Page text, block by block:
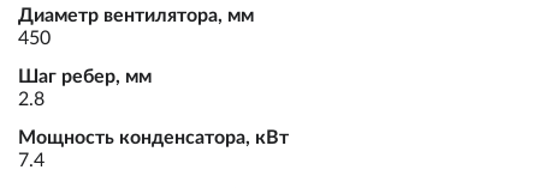
Диаметр вентилятора, мм
450
Шаг ребер, мм
2.8
Мощность конденсатора, кВт
7.4